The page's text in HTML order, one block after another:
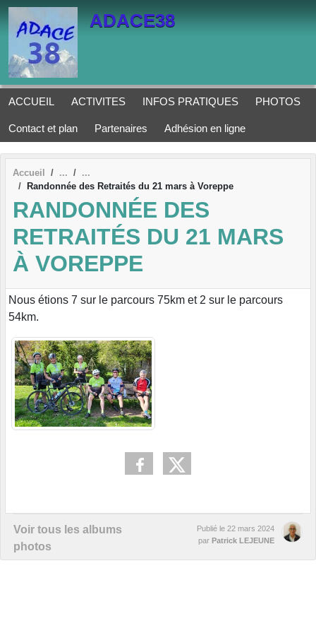
ADACE38
ACCUEIL ACTIVITES INFOS PRATIQUES PHOTOS
Contact et plan Partenaires Adhésion en ligne
Accueil
Randonnée des Retraités du 21 mars à Voreppe
RANDONNÉE DES
RETRAITÉS DU 21 MARS
À VOREPPE
Nous étions 7 sur le parcours 75km et 2 sur le parcours
54km.
Voir tous les albums
photos
Publié le 22 mars 2024
par Patrick LEJEUNE
Panneau de gestion des cookies